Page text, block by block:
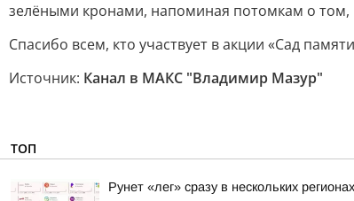
зелёными кронами, напоминая потомкам о том,
Спасибо всем, кто участвует в акции «Сад
Источник: Канал в МАКС "Владимир Мазур"
ТОП
Рунет «лег» сразу в нескольких